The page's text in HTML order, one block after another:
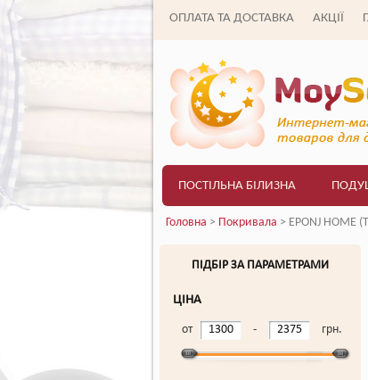
ОПЛАТА ТА ДОСТАВКА АКЦІЇ
ПОСТІЛЬНА БІЛИЗНА
Головна > Покривала > EPONJ HOME
ПІДБІР ЗА ПАРАМЕТРАМИ
ЦІНА
от - грн.